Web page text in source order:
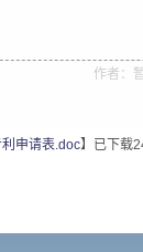
作者：
申请表.doc】已下载